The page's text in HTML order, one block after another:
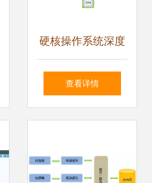
硬核操作系统深度
解析 程序与系统开
查看详情